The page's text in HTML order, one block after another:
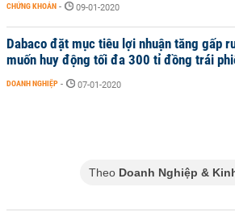
CHỨNG KHOÁN - 09-01-2020
Dabaco đặt mục tiêu lợi nhuận tăng gấp
muốn huy động tối đa 300 tỉ đồng trái
DOANH NGHIỆP - 07-01-2020
Theo Doanh Nghiệp &